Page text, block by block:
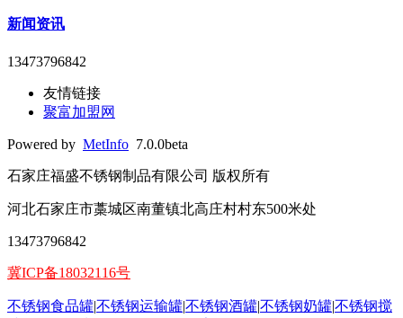
新闻资讯
13473796842
友情链接
聚富加盟网
Powered by MetInfo 7.0.0beta
石家庄福盛不锈钢制品有限公司 版权所有
河北石家庄市藁城区南董镇北高庄村村东500米处
13473796842
冀ICP备18032116号
不锈钢食品罐|不锈钢运输罐|不锈钢酒罐|不锈钢奶罐|不锈钢搅